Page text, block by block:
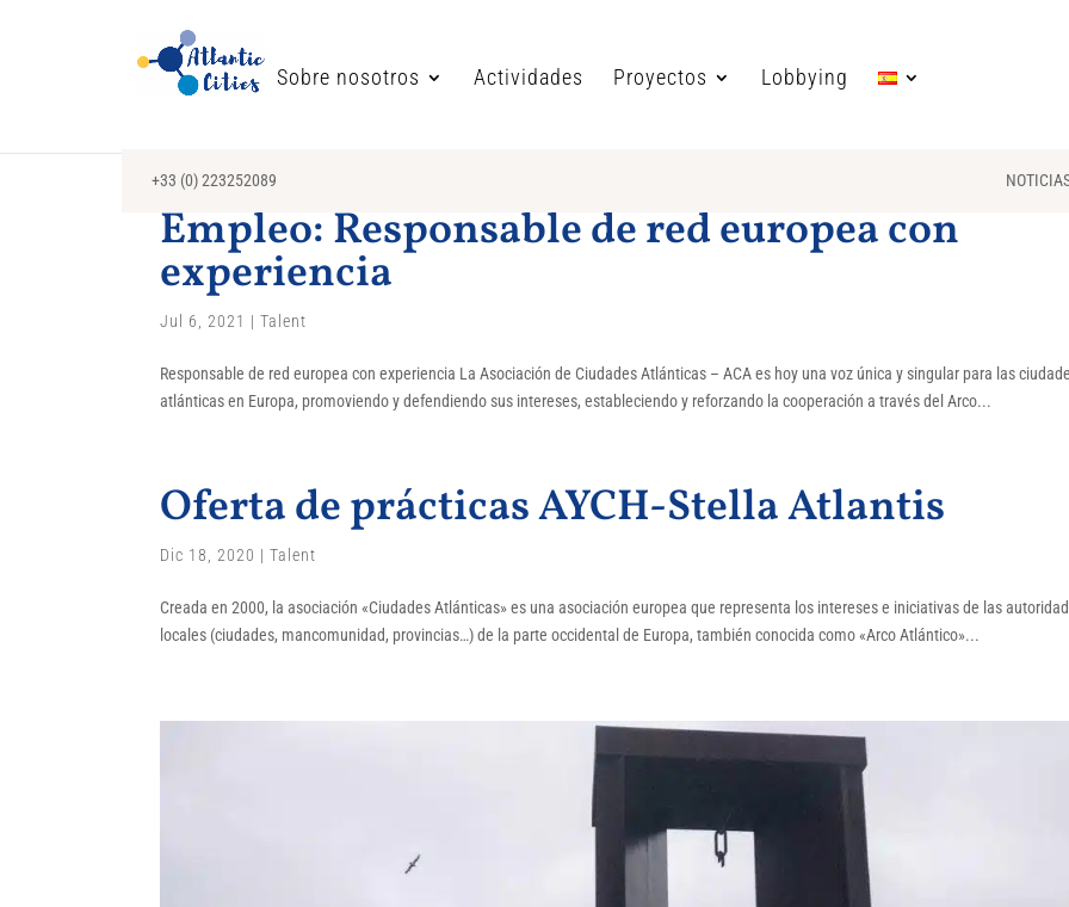
Sobre nosotros Actividades Proyectos Lobbying
+33 (0) 223252089
Empleo: Responsable de red europea con
experiencia
Jul 6, 2021 |Talent
Responsable de red europea con experiencia La Asociación de Ciudades Atlánticas – ACA es hoy una voz única y singular para las
atlánticas en Europa, promoviendo y defendiendo sus intereses, estableciendo y reforzando la cooperación a través del Arco...
Oferta de prácticas AYCH-Stella Atlantis
Dic 18, 2020 |Talent
Creada en 2000, la asociación «Ciudades Atlánticas» es una asociación europea que representa los intereses e iniciativas de las
locales (ciudades, mancomunidad, provincias…) de la parte occidental de Europa, también conocida como «Arco Atlántico»...